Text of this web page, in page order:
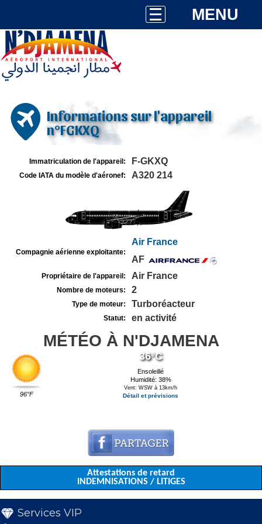
MENU
Informations sur l'appareil
n°FGKXQ
Immatriculation de l'appareil: F-GKXQ
Code IATA du modèle d'aéronef: A320 214
Compagnie aérienne exploitante:
Air France
AF
Propriétaire de l'appareil: Air France
Nombre de moteurs: 2
Type de moteur: Turboréacteur
Statut: en activité
MÉTÉO À N'DJAMENA
96°F
36°C
Ensoleillé
Humidité: 38%
Vent: WSW à 13km/h
Détail et prévisions
Attestations de retard
INDEMNISATIONS / LITIGES
Services VIP